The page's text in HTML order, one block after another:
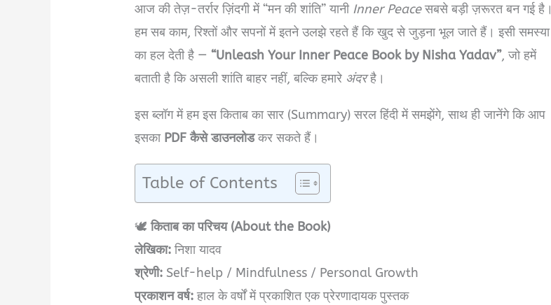
आज की तेज़-तर्रार ज़िंदगी में “मन की शांति” यानी Inner Peaceसबसे बड़ी ज़रूरत बन गई है।
हम सब काम, रिश्तों और सपनों में इतने उलझे रहते हैं कि खुद से जुड़ना भूल जाते हैं। इसी समस्या
का हल देती है —“Unleash Your Inner Peace Book by Nisha Yadav”, जो हमें
बताती है कि असली शांति बाहर नहीं, बल्कि हमारे अंदरहै।
इस ब्लॉग में हम इस किताब का सार (Summary) सरल हिंदी में समझेंगे, साथ ही जानेंगे कि आप
इसका PDF कैसे डाउनलोडकर सकते हैं।
Table of Contents
🕊️किताब का परिचय (About the Book)
लेखिका:निशा यादव
श्रेणी: Self-help / Mindfulness / Personal Growth
प्रकाशन वर्ष:हाल के वर्षों में प्रकाशित एक प्रेरणादायक पुस्तक